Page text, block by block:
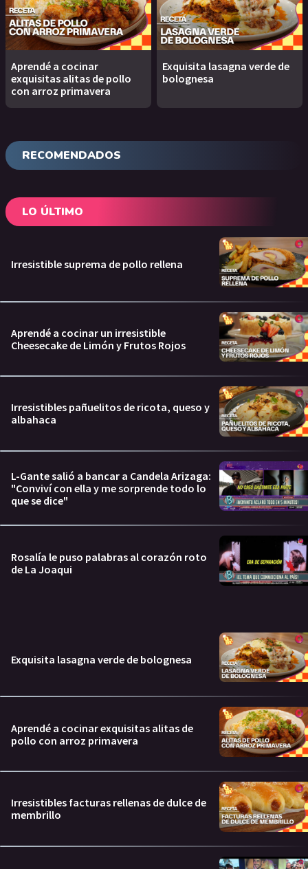
Aprendé a cocinar
exquisitas alitas de pollo
con arroz primavera
Exquisita lasagna verde de
bolognesa
RECOMENDADOS
LO ÚLTIMO
Irresistible suprema de pollo rellena
Aprendé a cocinar un irresistible
Cheesecake de Limón y Frutos Rojos
Irresistibles pañuelitos de ricota, queso y
albahaca
L-Gante salió a bancar a Candela Arizaga:
"Conviví con ella y me sorprende todo lo
que se dice"
Rosalía le puso palabras al corazón roto
de La Joaqui
Exquisita lasagna verde de bolognesa
Aprendé a cocinar exquisitas alitas de
pollo con arroz primavera
Irresistibles facturas rellenas de dulce de
membrillo